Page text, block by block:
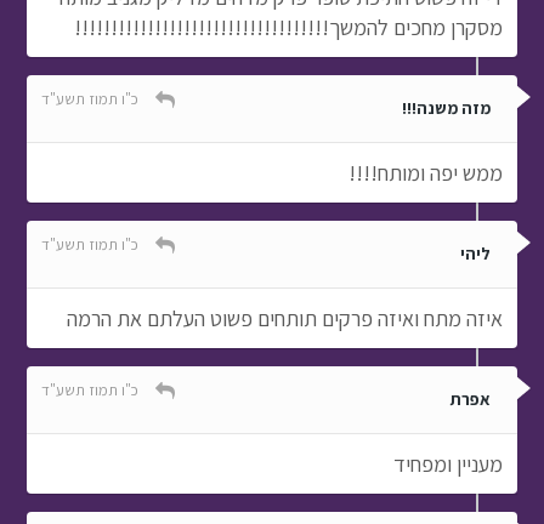
מסקרן מחכים להמשך!!!!!!!!!!!!!!!!!!!!!!!!!!!!!!!!!!!
מזה משנה!!! כ"ו תמוז תשע"ד
ממש יפה ומותח!!!!
ליהי כ"ו תמוז תשע"ד
איזה מתח ואיזה פרקים תותחים פשוט העלתם את הרמה
אפרת כ"ו תמוז תשע"ד
מעניין ומפחיד